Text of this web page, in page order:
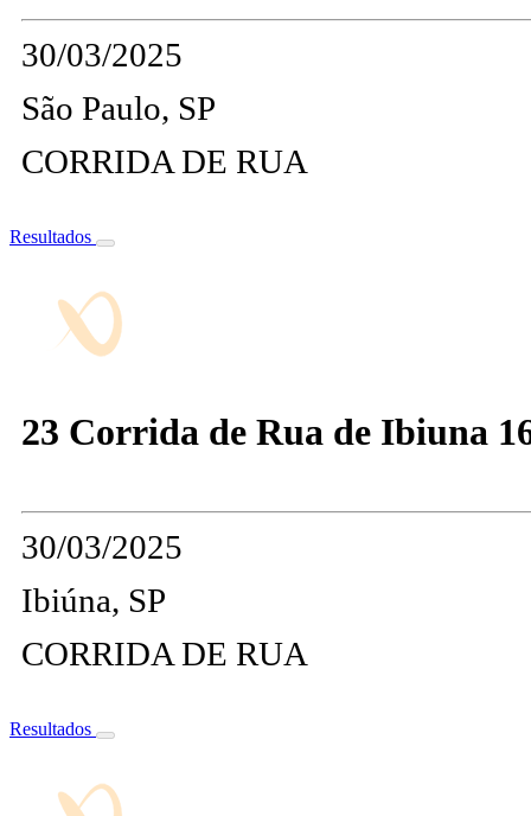
30/03/2025
São Paulo, SP
CORRIDA DE RUA
Resultados
23 Corrida de Rua de Ibiuna
30/03/2025
Ibiúna, SP
CORRIDA DE RUA
Resultados